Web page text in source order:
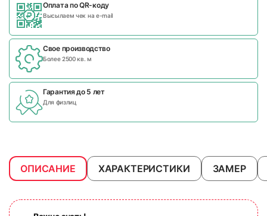
Оплата по QR-коду
Высылаем чек на e-mail
Свое производство
Более 2500 кв. м
Гарантия до 5 лет
Для физлиц
ОПИСАНИЕ ХАРАКТЕРИСТИКИ ЗАМЕР